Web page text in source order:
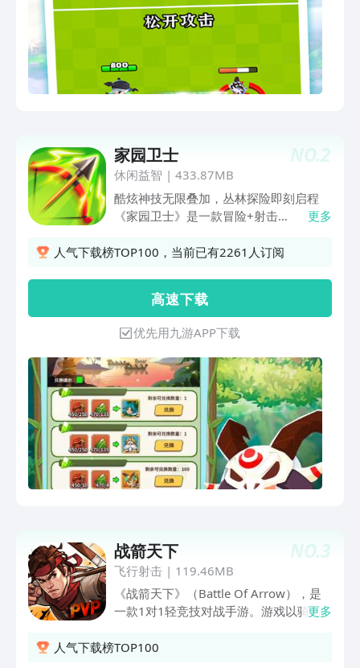
NO.2
家园卫士
休闲益智 | 433.87MB
酷炫神技无限叠加，丛林探险即刻启程
《家园卫士》是一款冒险+射击
头~ 勇士们置身于魔幻的原始丛林中通过
隐匿的宝藏和凶猛远古巨兽在等待着你！
【Rougelike 全部随机】 地图、怪物、
掉落、属性全部随机，每次都是不一样的
游戏体验！ 【单手操作 极限微操】 单手
操作极限身法，在丛林猛兽的扑袭中夹缝
生存守卫家园和平
更多
人气下载榜TOP100，当前已有2261人订阅
高 速 下 载
优先用九游APP下载
NO.3
战箭天下
飞行射击| 119.46MB
《战箭天下》（Battle Of Arrow），是
一款1对1轻竞技对战手游。游戏以骑马
动瞬间带来的快感以及强烈打击感。游戏
更多
人气下载榜TOP100